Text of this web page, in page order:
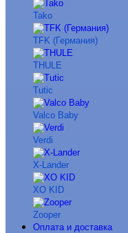
Tako
TFK (Германия)
THULE
Tutic
Valco Baby
Verdi
X-Lander
XO KID
Zooper
Оплата и доставка